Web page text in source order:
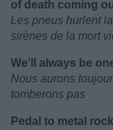
of death coming
Les pneus hurlent
sirènes de la mort
We'll always be
Nous aurons
tomberons pas
Pedal to metal